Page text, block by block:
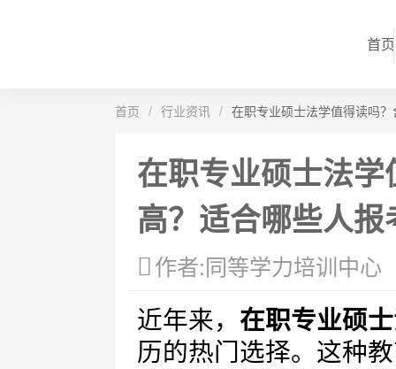
首页
首页 / 行业资讯 / 在职专业硕士法学值得读吗
在职专业硕士法
高？适合哪些人报
作者:同等学力培训中心
近年来， 在职专业硕
历的热门选择。这种